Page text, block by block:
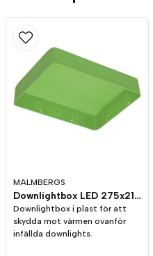
MALMBERGS
Downlightbox LED 275x210x60 mm
Downlightbox i plast för att
skydda mot värmen ovanför
infällda downlights.